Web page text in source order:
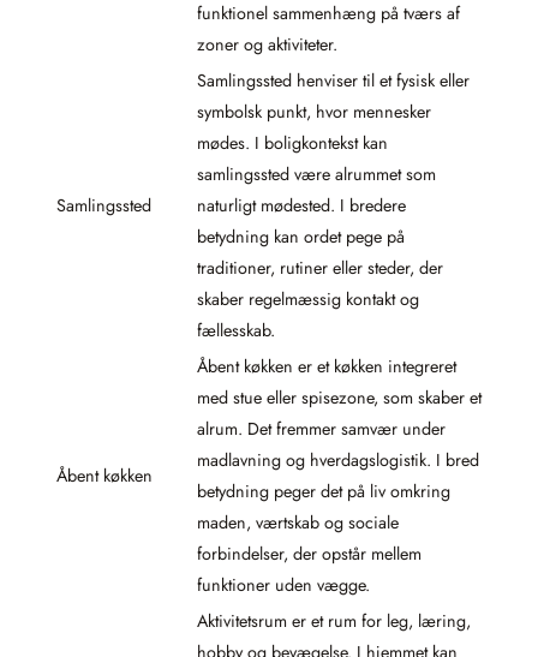
funktionel sammenhæng på tværs af
zoner og aktiviteter.
Samlingssted
Samlingssted henviser til et fysisk eller
symbolsk punkt, hvor mennesker
mødes. I boligkontekst kan
samlingssted være alrummet som
naturligt mødested. I bredere
betydning kan ordet pege på
traditioner, rutiner eller steder, der
skaber regelmæssig kontakt og
fællesskab.
Åbent køkken
Åbent køkken er et køkken integreret
med stue eller spisezone, som skaber et
alrum. Det fremmer samvær under
madlavning og hverdagslogistik. I bred
betydning peger det på liv omkring
maden, værtskab og sociale
forbindelser, der opstår mellem
funktioner uden vægge.
Aktivitetsrum er et rum for leg, læring,